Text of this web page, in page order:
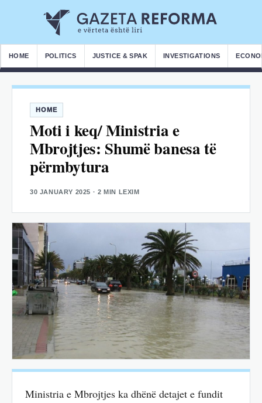
HOME POLITICS JUSTICE & SPAK INVESTIGATIONS
HOME
Moti i keq/ Ministria e
Mbrojtjes: Shumë banesa të
përmbytura
30 JANUARY 2025 · 2 MIN LEXIM
Ministria e Mbrojtjes ka dhënë detajet e fundit